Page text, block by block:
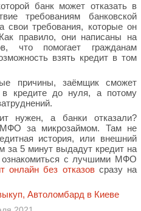
банк может отказать в
требованиям банковской
свои требования, которые он
правило, они написаны на
что помогает гражданам
взять кредит в том
причины, заёмщик сможет
в кредите до нуля, а потому
нужен, а банки отказали?
МФО за микрозаймом. Там не
история, или внешний
за 5 минут выдадут кредит на
с лучшими МФО
онлайн без отказовсразу на
Автоломбард в Киеве